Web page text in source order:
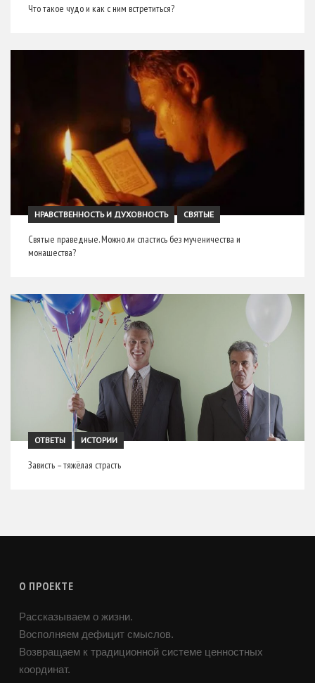
Что такое чудо и как с ним встретиться?
НРАВСТВЕННОСТЬ И ДУХОВНОСТЬ СВЯТЫЕ
Святые праведные. Можно ли спастись без мученичества и
монашества?
ОТВЕТЫ ИСТОРИИ
Зависть – тяжёлая страсть
О ПРОЕКТЕ
Рассказываем о жизни.
Восполняем дефицит смыслов.
Возвращаем к традиционной системе ценностных
координат.